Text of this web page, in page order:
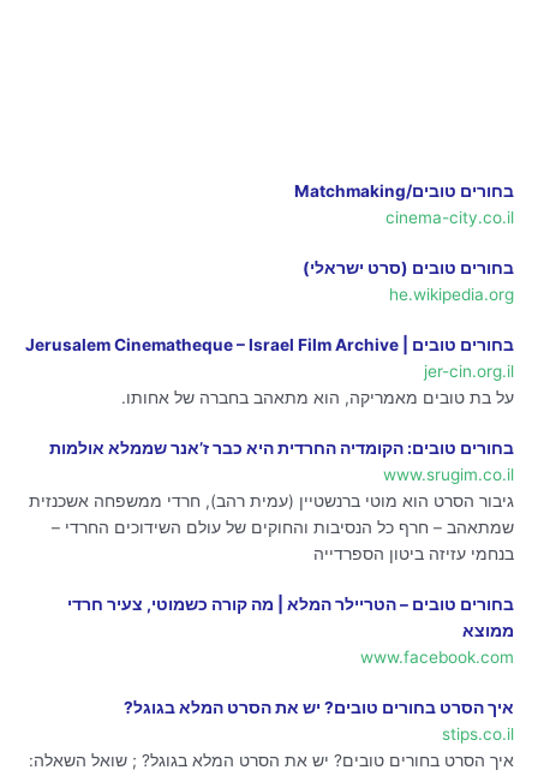
בחורים טובים/Matchmaking
cinema-city.co.il
בחורים טובים (סרט ישראלי)
he.wikipedia.org
בחורים טובים | Jerusalem Cinematheque – Israel Film Archive
jer-cin.org.il
על בת טובים מאמריקה, הוא מתאהב בחברה של אחותו.
בחורים טובים: הקומדיה החרדית היא כבר ז’אנר שממלא אולמות
www.srugim.co.il
גיבור הסרט הוא מוטי ברנשטיין (עמית רהב), חרדי ממשפחה אשכנזית
שמתאהב – חרף כל הנסיבות והחוקים של עולם השידוכים החרדי –
בנחמי עזיזה ביטון הספרדייה
בחורים טובים – הטריילר המלא | מה קורה כשמוטי, צעיר חרדי
ממוצא
www.facebook.com
איך הסרט בחורים טובים? יש את הסרט המלא בגוגל?
stips.co.il
איך הסרט בחורים טובים? יש את הסרט המלא בגוגל? ; שואל השאלה: